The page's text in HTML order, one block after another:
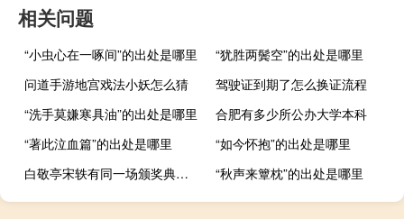
相关问题
“小虫心在一啄间”的出处是哪里
“犹胜两鬓空”的出处是哪里
问道手游地宫戏法小妖怎么猜
驾驶证到期了怎么换证流程
“洗手莫嫌寒具油”的出处是哪里
合肥有多少所公办大学本科
“著此泣血篇”的出处是哪里
“如今怀抱”的出处是哪里
白敬亭宋轶有同一场颁奖典礼吗 白敬亭宋轶官宣了吗
“秋声来簟枕”的出处是哪里